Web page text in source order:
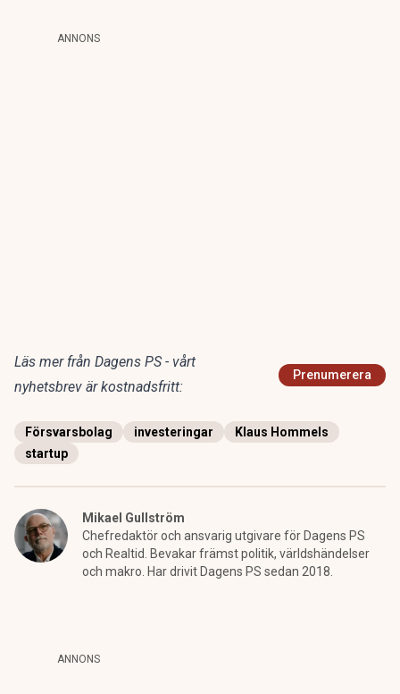
ANNONS
Läs mer från Dagens PS - vårt
nyhetsbrev är kostnadsfritt:
Prenumerera
Försvarsbolag investeringar
Klaus Hommels
startup
Mikael Gullström
Chefredaktör och ansvarig utgivare för Dagens PS
och Realtid. Bevakar främst politik, världshändelser
och makro. Har drivit Dagens PS sedan 2018.
ANNONS